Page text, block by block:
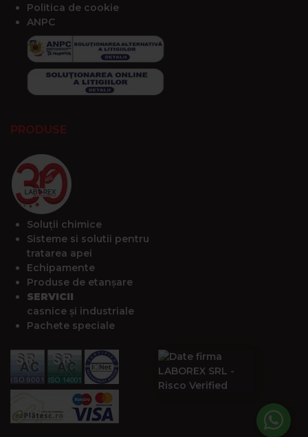
Politica de cookie
ANPC
PRODUSE
Soluții chimice
Sisteme si solutii pentru
tratarea apei
Echipamente
Produse de etanșare
SERVICII
casnice și industriale
Pachete speciale